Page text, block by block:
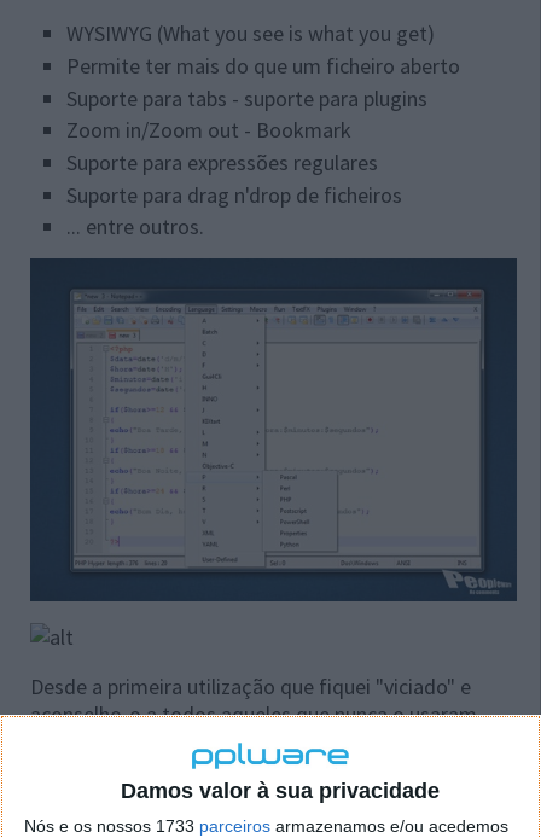
Damos valor à sua privacidade
Nós e os nossos 1733 parceiros armazenamos e/ou acedemos
WYSIWYG (What you see is what you get)
Permite ter mais do que um ficheiro aberto
Suporte para tabs - suporte para plugins
Zoom in/Zoom out - Bookmark
Suporte para expressões regulares
Suporte para drag n'drop de ficheiros
... entre outros.
Desde a primeira utilização que fiquei "viciado" e
aconselho-o a todos aqueles que nunca o usaram
pois é a alternativa perfeita para o vulgar notepad
que vem com o Windows.
Alterações na versão Notepad++ v5.8.7: